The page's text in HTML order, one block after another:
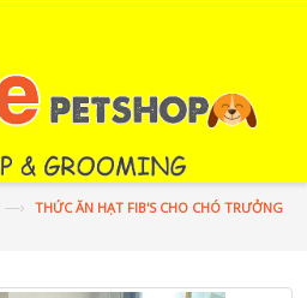
—› THỨC ĂN HẠT FIB'S CHO CHÓ TRƯỞNG